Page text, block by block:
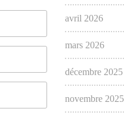
avril 2026
mars 2026
décembre 2025
novembre 2025